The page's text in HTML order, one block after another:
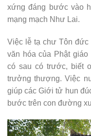
xứng đáng bước vào
mạng mạch Như Lai.
Việc lễ tạ chư Tôn
văn hóa của Phật
có sau có trước, biết
trưởng thượng. Việc
giúp các Giới tử hun
bước trên con đường